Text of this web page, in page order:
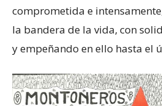
comprometida e
la bandera de la vida, con
y empeñando en ello hasta el